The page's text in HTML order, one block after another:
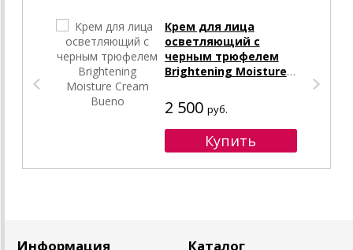
Крем для лица
осветляющий с
черным трюфелем
Brightening Moisture
2 500 руб.
Информация Каталог